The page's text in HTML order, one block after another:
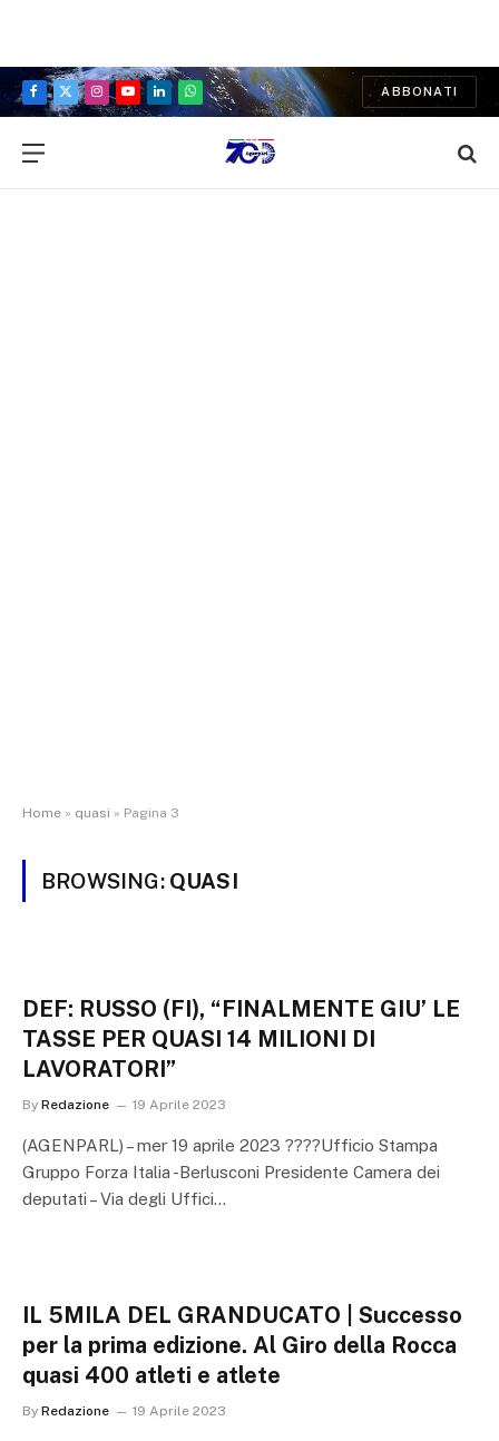
Facebook
X
Instagram
YouTubeLinkedInWhatsApp
ABBONATI
Home » quasi » Pagina 3
BROWSING: QUASI
DEF: RUSSO (FI), “FINALMENTE GIU’ LE
TASSE PER QUASI 14 MILIONI DI
LAVORATORI”
By Redazione 19 Aprile 2023
(AGENPARL) – mer 19 aprile 2023 ????Ufficio Stampa
Gruppo Forza Italia -Berlusconi Presidente Camera dei
deputati – Via degli Uffici…
IL 5MILA DEL GRANDUCATO | Successo
per la prima edizione. Al Giro della Rocca
quasi 400 atleti e atlete
By Redazione 19 Aprile 2023